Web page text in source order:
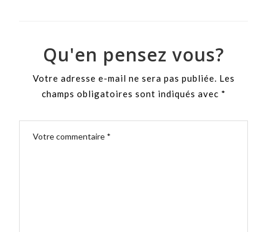
Qu'en pensez vous?
Votre adresse e-mail ne sera pas publiée. Les
champs obligatoires sont indiqués avec *